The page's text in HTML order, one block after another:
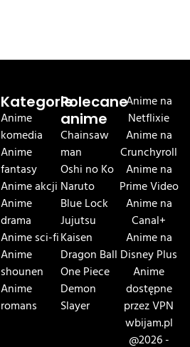
Kategorie
Anime
komedia
Anime
fantasy
Anime akcji
Anime
drama
Anime sci-fi
Anime
shounen
Anime
romans
Polecane
anime
Chainsaw
man
Oshi no Ko
Naruto
Blue Lock
Jujutsu
Kaisen
Dragon Ball
One Piece
Demon
Slayer
Anime na
Netflixie
Anime na
Crunchyroll
Anime na
Prime Video
Anime na
Canal+
Anime na
Disney Plus
Anime
dostępne
przez VPN
wbijam.pl
@2026 -